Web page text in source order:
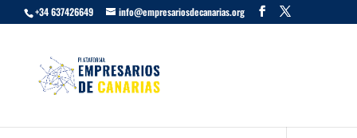
+34 637426649 info@empresariosdecanarias.org